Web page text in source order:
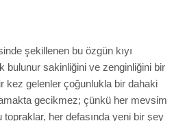
şekillenen bu özgün kıyı
bulunur sakinliğini ve zenginliğini bir
kez gelenler çoğunlukla bir dahaki
gecikmez; çünkü her mevsim
topraklar, her defasında yeni bir şey